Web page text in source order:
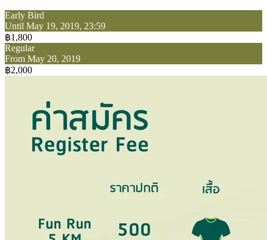
Early Bird
Until May 19, 2019, 23:59
฿1,800
Regular
From May 20, 2019
฿2,000